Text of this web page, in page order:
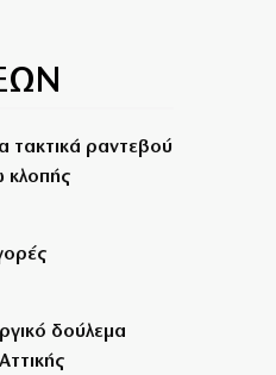
τακτικά ραντεβού
κλοπής
δούλεμα